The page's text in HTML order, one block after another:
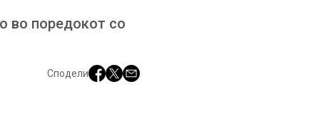
во поредокот со
Сподели